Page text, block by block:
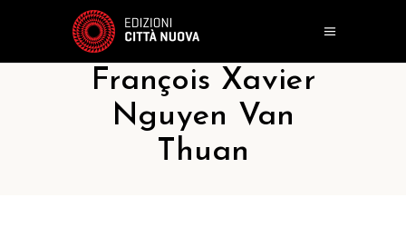
François Xavier
Nguyen Van
Thuan